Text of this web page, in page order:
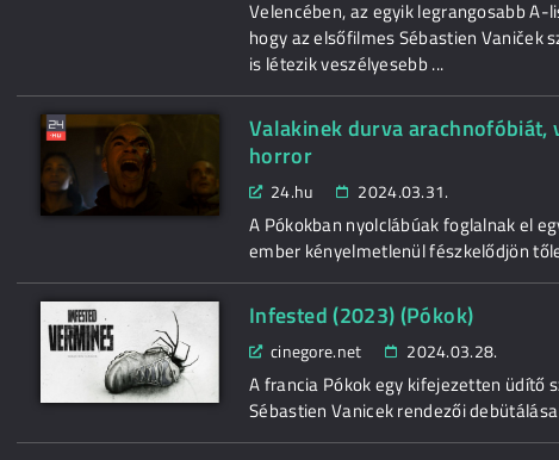
Velencében, az egyik legrangosabb
hogy az elsőfilmes Sébastien Vaniček
is létezik veszélyesebb ...
Valakinek durva arachnofóbiát,
horror
24.hu 2024.03.31.
A Pókokban nyolclábúak foglalnak el
ember kényelmetlenül fészkelődjön
Infested (2023) (Pókok)
cinegore.net 2024.03.28.
A francia Pókok egy kifejezetten
Sébastien Vanicek rendezői